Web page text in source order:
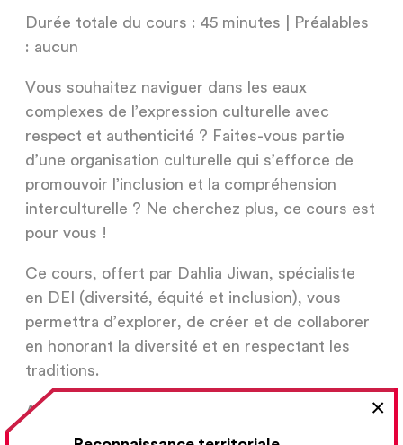
×
Durée totale du cours : 45 minutes | Préalables
: aucun
Vous souhaitez naviguer dans les eaux
complexes de l’expression culturelle avec
respect et authenticité ? Faites-vous partie
d’une organisation culturelle qui s’efforce de
promouvoir l’inclusion et la compréhension
interculturelle ? Ne cherchez plus, ce cours est
pour vous !
Ce cours, offert par Dahlia Jiwan, spécialiste
en DEI (diversité, équité et inclusion), vous
permettra d’explorer, de créer et de collaborer
en honorant la diversité et en respectant les
traditions.
Au programme : des trucs pour comprendre les
nuances et les pièges de l’appropriation